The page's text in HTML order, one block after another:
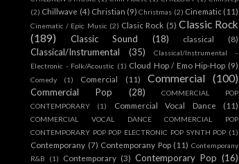
(2) Chillwave (4) Christian (9) Christmas (2) Cinematic (11)
Cinematic / Epic Music (2) Clasic Rock (5) Classic Rock
(189)
Classic Sound (18) classical (8)
Classical/Instrumental (35)
Classical/Instrumental -
Electronic - Folk/Acoustic (1) Cloud Hop / Emo Hip-Hop (9)
Comedy (1) Comercial (11) Commercial (100)
Commercial Pop (28)
COMMERCIAL POP
CONTEMPORARY
(1) Commercial Vocal Dance (11)
COMMERCIAL VOCAL DANCE COMMERCIAL POP
CONTEMPORARY POP POP ELECTRONIC POP SYNTH POP (1)
Contemporany (7) Contemporany Pop (11) Contemporany
R&B
(1) Contemporary (3) Contemporary Pop (16)